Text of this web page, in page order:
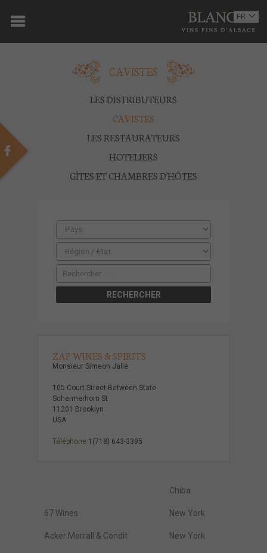
DOMAINE
OENOTOURISME
VINS
BOUTIQUE
MULTIMEDIA
PRESSE
ACTUALITÉS
CONTACT
FR
EN
CAVISTES
LES DISTRIBUTEURS
CAVISTES
LES RESTAURATEURS
HOTELIERS
GÎTES ET CHAMBRES D'HÔTES
ZAP WINES & SPIRITS
Monsieur Simeon Jalle
105 Court Street Between State
Schermerhorn St
11201 Brooklyn
USA
Téléphone 1(718) 643-3395
Chiba
67 Wines New York
Acker Merrall & Condit New York